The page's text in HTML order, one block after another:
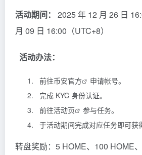
活动期间：
2025 年 12 月 26 日
月 09 日 16:00（UTC+8）
活动办法：
前往币安官方
申请帐号。
完成 KYC 身份认证。
前往活动页
参与任务。
于活动期间完成对应任务即可获
转盘奖励：5 HOME、100 HOME、